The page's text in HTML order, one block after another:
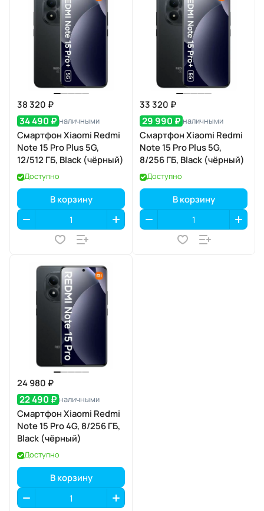
38 320 ₽
34 490 ₽ наличными
Смартфон Xiaomi Redmi
Note 15 Pro Plus 5G,
12/512 ГБ, Black (чёрный)
Доступно
В корзину
33 320 ₽
29 990 ₽ наличными
Смартфон Xiaomi Redmi
Note 15 Pro Plus 5G,
8/256 ГБ, Black (чёрный)
Доступно
В корзину
24 980 ₽
22 490 ₽ наличными
Смартфон Xiaomi Redmi
Note 15 Pro 4G, 8/256 ГБ,
Black (чёрный)
Доступно
В корзину